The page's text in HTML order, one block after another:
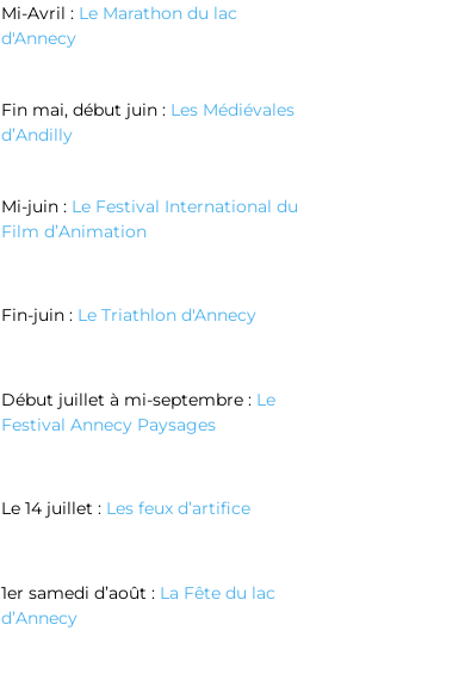
Mi-Avril : Le Marathon du lac
d'Annecy
Fin mai, début juin : Les Médiévales
d’Andilly
Mi-juin : Le Festival International du
Film d’Animation
Fin-juin : Le Triathlon d'Annecy
Début juillet à mi-septembre : Le
Festival Annecy Paysages
Le 14 juillet : Les feux d’artifice
1er samedi d’août : La Fête du lac
d’Annecy